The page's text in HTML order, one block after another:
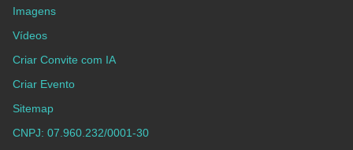
Imagens
Vídeos
Criar Convite com IA
Criar Evento
Sitemap
CNPJ: 07.960.232/0001-30